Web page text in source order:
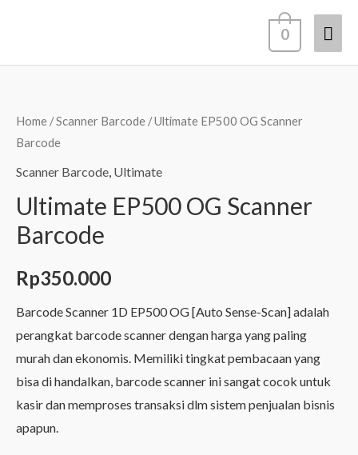
0
Home /Scanner Barcode / Ultimate EP500 OG Scanner
Barcode
Scanner Barcode, Ultimate
Ultimate EP500 OG Scanner
Barcode
Rp350.000
Barcode Scanner 1D EP500 OG [Auto Sense-Scan] adalah
perangkat barcode scanner dengan harga yang paling
murah dan ekonomis. Memiliki tingkat pembacaan yang
bisa di handalkan, barcode scanner ini sangat cocok untuk
kasir dan memproses transaksi dlm sistem penjualan bisnis
apapun.